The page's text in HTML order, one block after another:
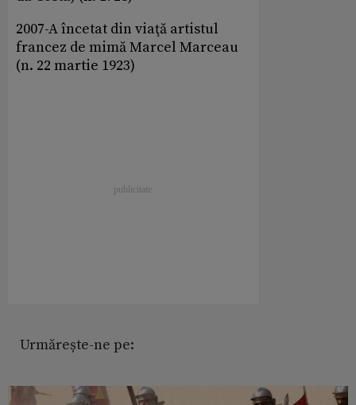
2007-A încetat din viaţă artistul
francez de mimă Marcel Marceau
(n. 22 martie 1923)
Urmărește-ne pe: